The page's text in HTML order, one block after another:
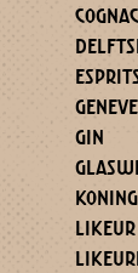
COGNAC
GIN
LIKEUR